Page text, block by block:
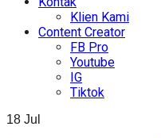
Klien Kami
Content Creator
FB Pro
Youtube
IG
Tiktok
18 Jul